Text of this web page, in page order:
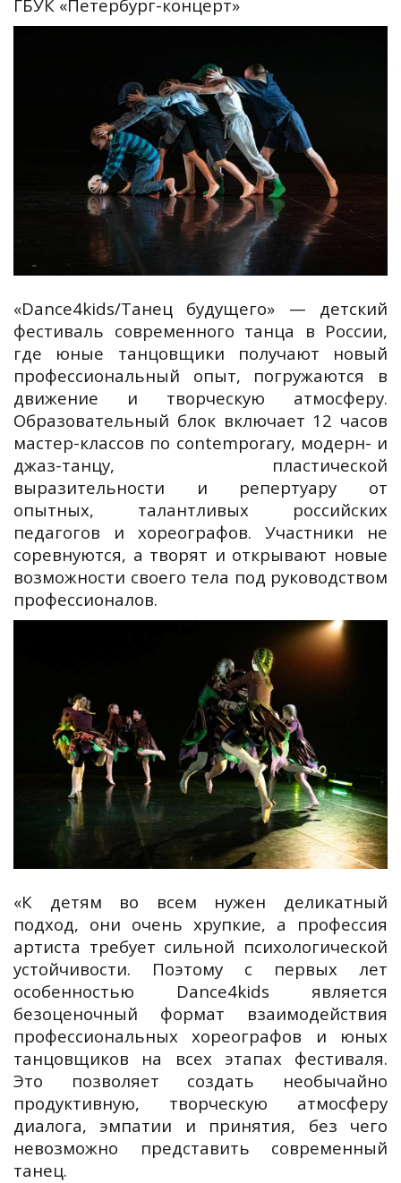
ГБУК «Петербург-концерт»
«Dance4kids/Танец будущего» — детский
фестиваль современного танца в России,
где юные танцовщики получают новый
профессиональный опыт, погружаются в
движение и творческую атмосферу.
Образовательный блок включает 12 часов
мастер-классов по contemporary, модерн- и
джаз-танцу, пластической
выразительности и репертуару от
опытных, талантливых российских
педагогов и хореографов. Участники не
соревнуются, а творят и открывают новые
возможности своего тела под руководством
профессионалов.
«К детям во всем нужен деликатный
подход, они очень хрупкие, а профессия
артиста требует сильной психологической
устойчивости. Поэтому c первых лет
особенностью Dance4kids является
безоценочный формат взаимодействия
профессиональных хореографов и юных
танцовщиков на всех этапах фестиваля.
Это позволяет создать необычайно
продуктивную, творческую атмосферу
диалога, эмпатии и принятия, без чего
невозможно представить современный
танец.